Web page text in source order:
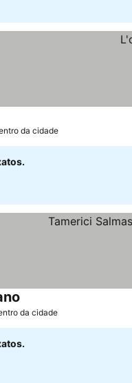
da cidade
da cidade